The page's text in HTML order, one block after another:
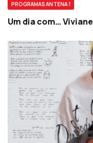
PROGRAMAS ANTENA 1
Um dia com… Viviane